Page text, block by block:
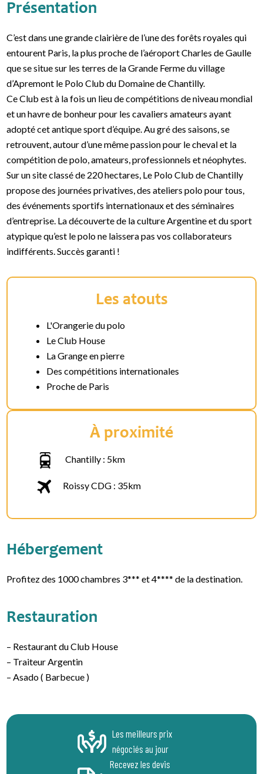
Présentation
C’est dans une grande clairière de l’une des forêts royales qui
entourent Paris, la plus proche de l’aéroport Charles de Gaulle
que se situe sur les terres de la Grande Ferme du village
d’Apremont le Polo Club du Domaine de Chantilly.
Ce Club est à la fois un lieu de compétitions de niveau mondial
et un havre de bonheur pour les cavaliers amateurs ayant
adopté cet antique sport d’équipe. Au gré des saisons, se
retrouvent, autour d’une même passion pour le cheval et la
compétition de polo, amateurs, professionnels et néophytes.
Sur un site classé de 220 hectares, Le Polo Club de Chantilly
propose des journées privatives, des ateliers polo pour tous,
des événements sportifs internationaux et des séminaires
d’entreprise. La découverte de la culture Argentine et du sport
atypique qu’est le polo ne laissera pas vos collaborateurs
indifférents. Succès garanti !
Les atouts
L'Orangerie du polo
Le Club House
La Grange en pierre
Des compétitions internationales
Proche de Paris
À proximité
Chantilly : 5km
Roissy CDG : 35km
Hébergement
Profitez des 1000 chambres 3*** et 4**** de la destination.
Restauration
– Restaurant du Club House
– Traiteur Argentin
– Asado ( Barbecue )
Les meilleurs prix
négociés au jour
Recevez les devis